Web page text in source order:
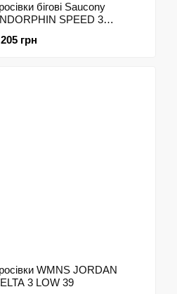
бігові Saucony
SPEED 3
грн
WMNS JORDAN
3 LOW 39